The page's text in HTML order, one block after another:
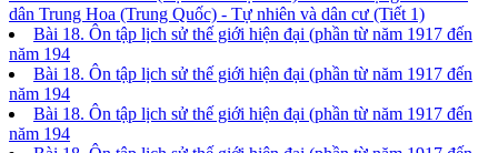
dân Trung Hoa (Trung Quốc) - Tự nhiên và dân cư (Tiết 1)
Bài 18. Ôn tập lịch sử thế giới hiện đại (phần từ năm 1917 đến
năm 194
Bài 18. Ôn tập lịch sử thế giới hiện đại (phần từ năm 1917 đến
năm 194
Bài 18. Ôn tập lịch sử thế giới hiện đại (phần từ năm 1917 đến
năm 194